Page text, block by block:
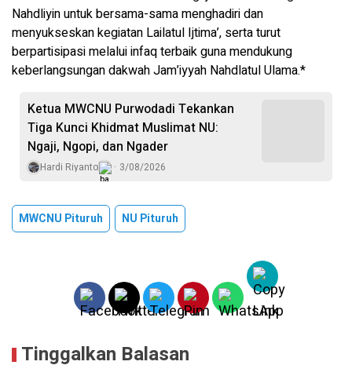
Nahdliyin untuk bersama-sama menghadiri dan
menyukseskan kegiatan Lailatul Ijtima’, serta turut
berpartisipasi melalui infaq terbaik guna mendukung
keberlangsungan dakwah Jam’iyyah Nahdlatul Ulama.*
Ketua MWCNU Purwodadi Tekankan
Tiga Kunci Khidmat Muslimat NU:
Ngaji, Ngopi, dan Ngader
Hardi Riyanto 3/08/2026
MWCNU Pituruh NU Pituruh
Tinggalkan Balasan